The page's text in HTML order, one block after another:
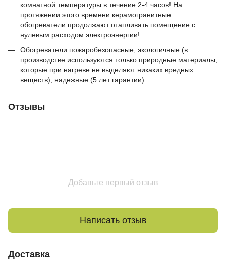
комнатной температуры в течение 2-4 часов! На
протяжении этого времени керамогранитные
обогреватели продолжают отапливать помещение с
нулевым расходом электроэнергии!
Обогреватели пожаробезопасные, экологичные (в
производстве используются только природные материалы,
которые при нагреве не выделяют никаких вредных
веществ), надежные (5 лет гарантии).
Отзывы
Добавьте первый отзыв
Написать отзыв
Доставка